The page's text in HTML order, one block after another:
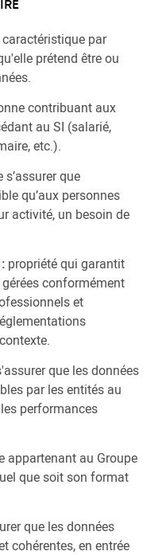
par
prétend être ou
contribuant aux
au SI (salarié,
etc.).
s’assurer que
qu’aux personnes
activité, un besoin de
propriété qui garantit
conformément
et
que les données
par les entités au
performances
appartenant au Groupe
que soit son format
que les données
cohérentes, en entrée